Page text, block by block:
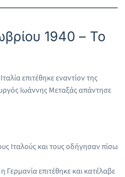
1940 – Το
επιτέθηκε εναντίον της
Ιωάννης Μεταξάς απάντησε
Ιταλούς και τους οδήγησαν πίσω
Γερμανία επιτέθηκε και κατέλαβε